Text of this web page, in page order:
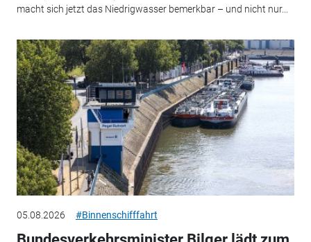
macht sich jetzt das Niedrigwasser bemerkbar – und nicht nur...
05.08.2026 #Binnenschifffahrt